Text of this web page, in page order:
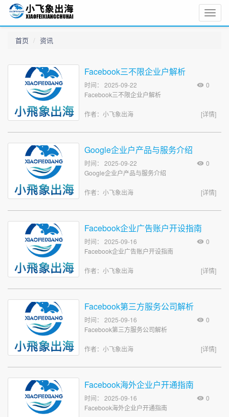
Toggle
首页
资讯
Facebook三不限企业户解析
0
时间： 2025-09-22
Facebook三不限企业户解析
[详情]
作者：小飞象出海
Google企业户产品与服务介绍
0
时间： 2025-09-22
Google企业户产品与服务介绍
[详情]
作者：小飞象出海
Facebook企业广告账户开设指南
0
时间： 2025-09-16
Facebook企业广告账户开设指南
[详情]
作者：小飞象出海
Facebook第三方服务公司解析
0
时间： 2025-09-16
Facebook第三方服务公司解析
[详情]
作者：小飞象出海
Facebook海外企业户开通指南
0
时间： 2025-09-16
Facebook海外企业户开通指南